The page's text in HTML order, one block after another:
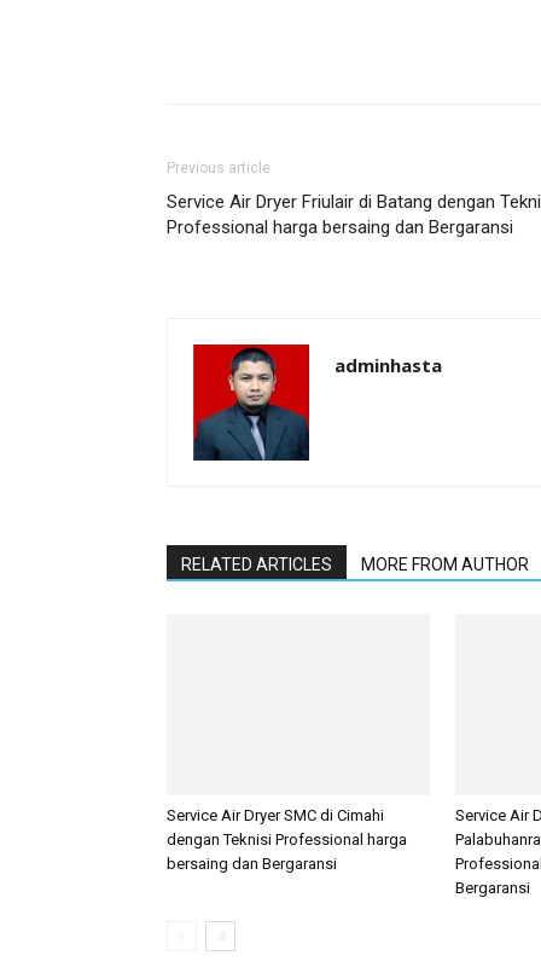
Previous article
Service Air Dryer Friulair di Batang dengan
Professional harga bersaing dan Bergaransi
adminhasta
RELATED ARTICLES MORE FROM AUTHOR
Service Air Dryer SMC di Cimahi
dengan Teknisi Professional harga
bersaing dan Bergaransi
Service Air
Bergaransi